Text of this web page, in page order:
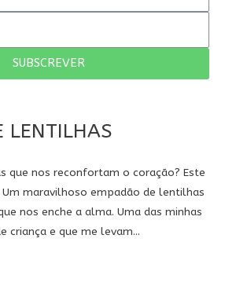
SUBSCREVER
LENTILHAS
que nos reconfortam o coração? Este
maravilhoso empadão de lentilhas
nos enche a alma. Uma das minhas
criança e que me levam...